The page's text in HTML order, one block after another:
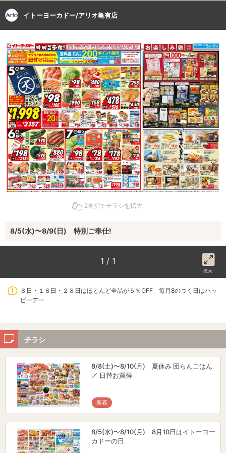
イトーヨーカドー/アリオ亀有店
2本指でチラシを拡大
8/5(水)〜8/9(日) 特別ご奉仕!
1 / 1
拡大
８日・１８日・２８日はほとんど全品が５％OFF 毎月8のつく日はハッ
ピーデー
チラシ
8/8(土)〜8/10(月) 夏休み 団らんごはん
／ 日替お買得
新着
8/5(水)〜8/10(月) 8月10日はイトーヨー
カドーの日